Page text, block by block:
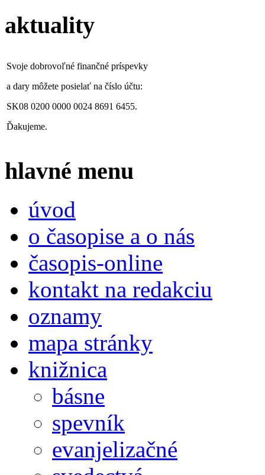
aktuality
Svoje dobrovoľné finančné príspevky
a dary môžete posielať na číslo účtu:
SK08 0200 0000 0024 8691 6455.
Ďakujeme.
hlavné menu
úvod
o časopise a o nás
časopis-online
kontakt na redakciu
oznamy
mapa stránky
knižnica
básne
spevník
evanjelizačné